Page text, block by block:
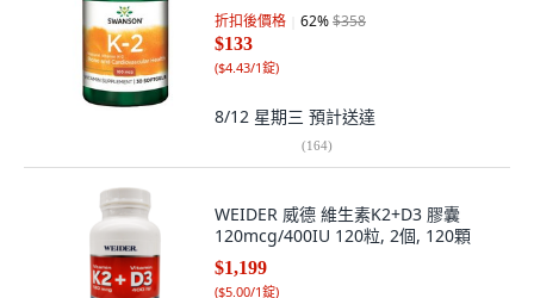
折扣後價格 62%$358
$133
($4.43/1錠)
8/12 星期三 預計送達
(164)
WEIDER 威德 維生素K2+D3 膠囊
120mcg/400IU 120粒, 2個, 120顆
$1,199
($5.00/1錠)